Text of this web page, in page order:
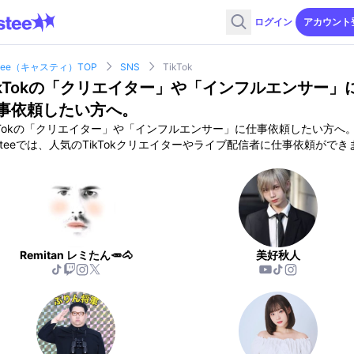
ログイン アカウント
（キャスティ）TOP SNS TikTok
の「クリエイター」や「インフルエンサー」
依頼したい方へ。
の「クリエイター」や「インフルエンサー」に仕事依頼したい方へ。
では、人気のTikTokクリエイターやライブ配信者に仕事依頼ができ
Remitan レミたん🥕🐴 美好秋人